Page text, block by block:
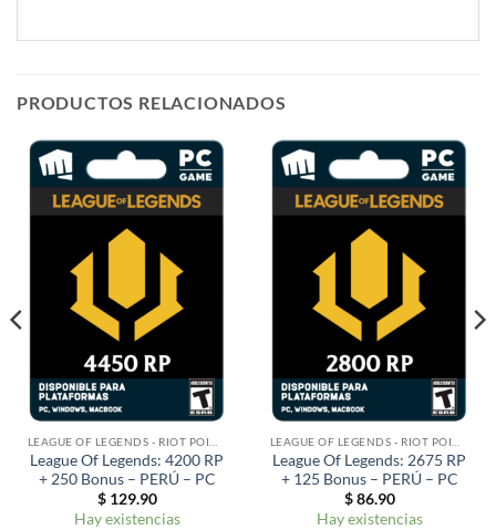
PRODUCTOS RELACIONADOS
League Of Legends: 4200 RP
+ 250 Bonus – PERÚ – PC
$129.90
Hay existencias
League Of Legends: 2675 RP
+ 125 Bonus – PERÚ – PC
$86.90
Hay existencias